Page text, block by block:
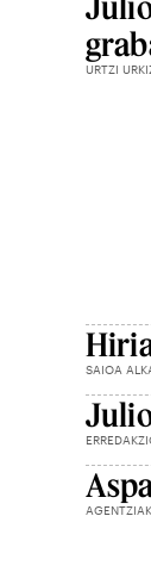
URTZI
SAIOA
AGENTZIAK